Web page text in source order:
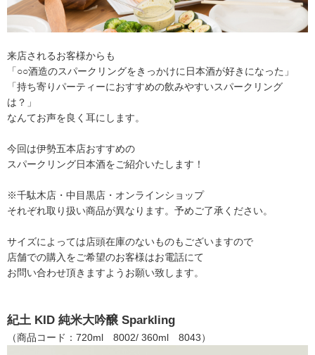
来店されるお客様からも
「○○酒造のスパークリングをきっかけに日本酒が好きになった」
「持ち寄りパーティーにおすすめの飲みやすいスパークリング
は？」
なんてお声を良く耳にします。
今回は伊勢五本店おすすめの
スパークリング日本酒をご紹介いたします！
※千駄木店・中目黒店・オンラインショップ
それぞれ取り扱い商品が異なります。予めご了承ください。
サイズによっては店頭在庫のないものもございますので
店舗での購入をご希望のお客様はお電話にて
お問い合わせ頂きますようお願い致します。
紀土 KID 純米大吟醸 Sparkling
（商品コード：720ml 8002/ 360ml 8043）